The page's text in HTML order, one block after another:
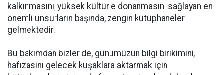
kalkınmasını, yüksek kültürle donanmasını sağlayan en
önemli unsurların başında, zengin kütüphaneler
gelmektedir.
Bu bakımdan bizler de, günümüzün bilgi birikimini,
hafızasını gelecek kuşaklara aktarmak için